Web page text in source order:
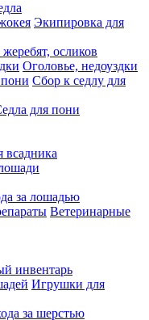
Экипировка для
осликов
Оголовье, недоуздки
Сбор к седлу для
для пони
всадника
за лошадью
Ветеринарные
инвентарь
Игрушки для